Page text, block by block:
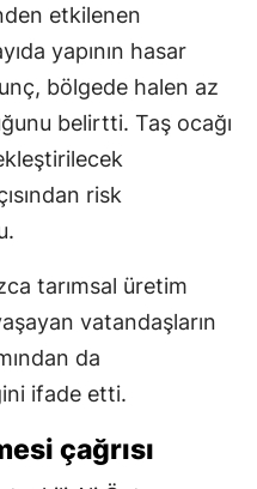
etkilenen
yapının hasar
bölgede halen az
belirtti. Taş ocağı
risk
tarımsal üretim
vatandaşların
da
ifade etti.
çağrısı